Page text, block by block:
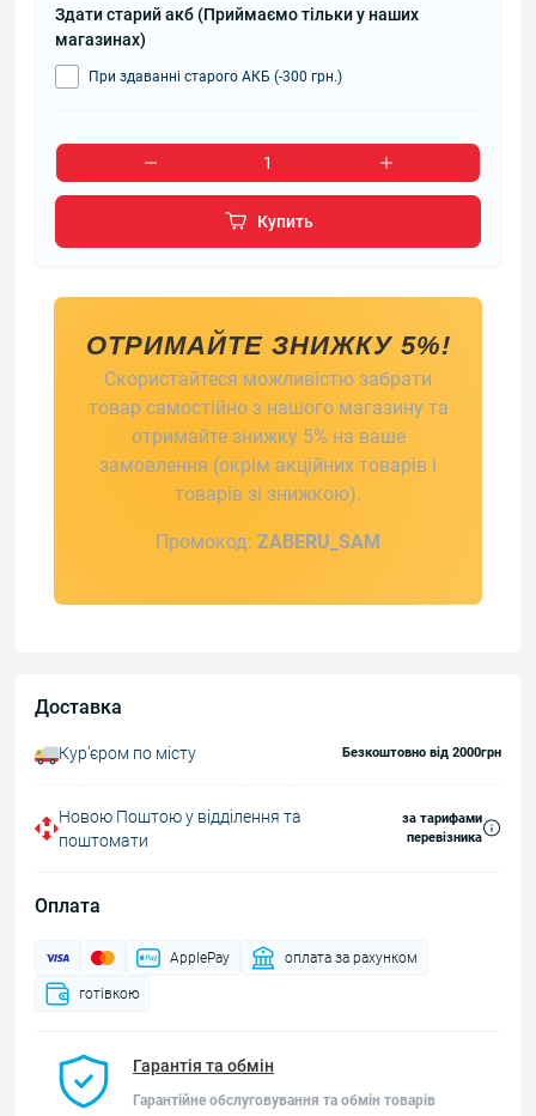
Здати старий акб (Приймаємо тільки у наших
магазинах)
При здаванні старого АКБ (-300 грн.)
Купить
ОТРИМАЙТЕ ЗНИЖКУ 5%!
Скористайтеся можливістю забрати
товар самостійно з нашого магазину та
отримайте знижку 5% на ваше
замовлення (окрім акційних товарів і
товарів зі знижкою).
Промокод: ZABERU_SAM
Доставка
Курʼєром по місту Безкоштовно від 2000грн
Новою Поштою у відділення та
поштомати
за тарифами
перевізника
Оплата
ApplePay оплата за рахунком
готівкою
Гарантія та обмін
Гарантійне обслуговування та обмін товарів